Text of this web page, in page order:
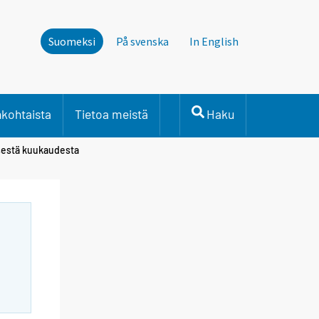
Suomeksi På svenska In English
Tietoa meistä Haku
kuukaudesta